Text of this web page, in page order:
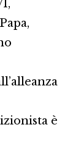
,
Papa,
è